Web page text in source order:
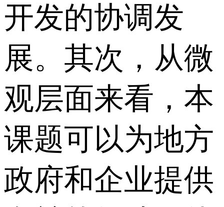
开发的协调发
展。其次，从微
观层面来看，本
课题可以为地方
政府和企业提供